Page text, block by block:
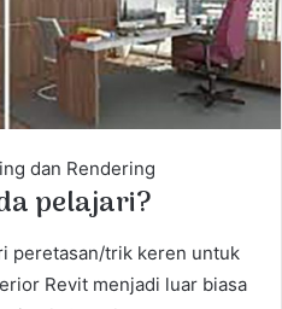
dan Rendering
pelajari?
peretasan/trik keren untuk
Revit menjadi luar biasa